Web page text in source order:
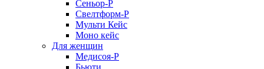
Сеньор-Р
Свелтформ-Р
Мульти Кейс
Моно кейс
Для женщин
Медисоя-Р
Бьюти